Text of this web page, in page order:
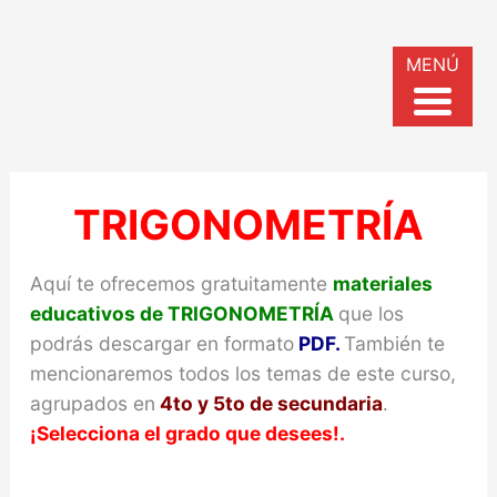
TRIGONOMETRÍA
Aquí te ofrecemos gratuitamente materiales
educativos de TRIGONOMETRÍA que los
podrás descargar en formatoPDF. También te
mencionaremos todos los temas de este curso,
agrupados en 4to y 5to de secundaria.
¡Selecciona el grado que desees!.
MENÚ